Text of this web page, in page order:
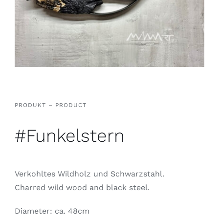
PRODUKT – PRODUCT
#Funkelstern
Verkohltes Wildholz und Schwarzstahl.
Charred wild wood and black steel.
Diameter: ca. 48cm